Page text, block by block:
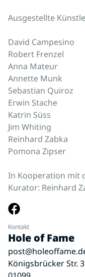
Ausgestellte
David Campesino
Robert Frenzel
Anna Mateur
Annette Munk
Sebastian Quiroz
Erwin Stache
Katrin Süss
Jim Whiting
Reinhard Zabka
Pomona Zipser
In Kooperation mit
Kurator: Reinhard
Kontakt
Hole of Fame
Königsbrücker Str.